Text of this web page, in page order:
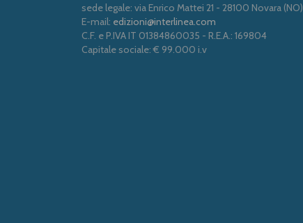
sede legale: via Enrico Mattei 21 - 28100 Novara (NO)
E-mail: edizioni@interlinea.com
C.F. e P.IVA IT 01384860035 - R.E.A.: 169804
Capitale sociale: € 99.000 i.v